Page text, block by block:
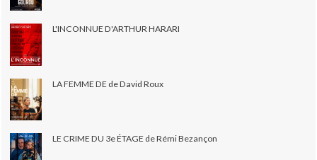
L'INCONNUE D'ARTHUR HARARI
LA FEMME DE de David Roux
LE CRIME DU 3e ÉTAGE de Rémi Bezançon